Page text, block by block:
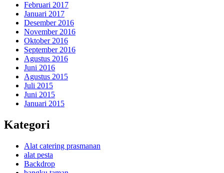
Februari 2017
Januari 2017
Desember 2016
November 2016
Oktober 2016
September 2016
Agustus 2016
Juni 2016
Agustus 2015
Juli 2015
Juni 2015
Januari 2015
Kategori
Alat catering prasmanan
alat pesta
Backdrop